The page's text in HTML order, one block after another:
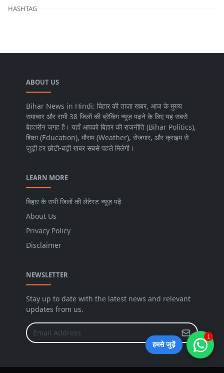
HASHTAG
ABOUT US
Bihar News in Hindi: बिहार की ताज़ा खबर, आज के मुख्य
समाचार और सभी 38 जिलों की ब्रेकिंग न्यूज़ पढ़ने के लिए यह सबसे
बेहतरीन जगह है। यहाँ आपको बिहार की राजनीति (Bihar Politics),
शिक्षा (Education), मौसम (Weather), रोजगार, और क्राइम से
जुड़ी हर छोटी-बड़ी खबर सबसे पहले मिलेगी।
LEARN MORE
बिहार के सभी जिलों की लेटेस्ट न्यूज़ पढ़ें
About Us
Privacy Policy
Disclaimer
NEWSLETTER
Stay up to date with the latest news and relevant
updates from us.
हमसे जुड़ें
1